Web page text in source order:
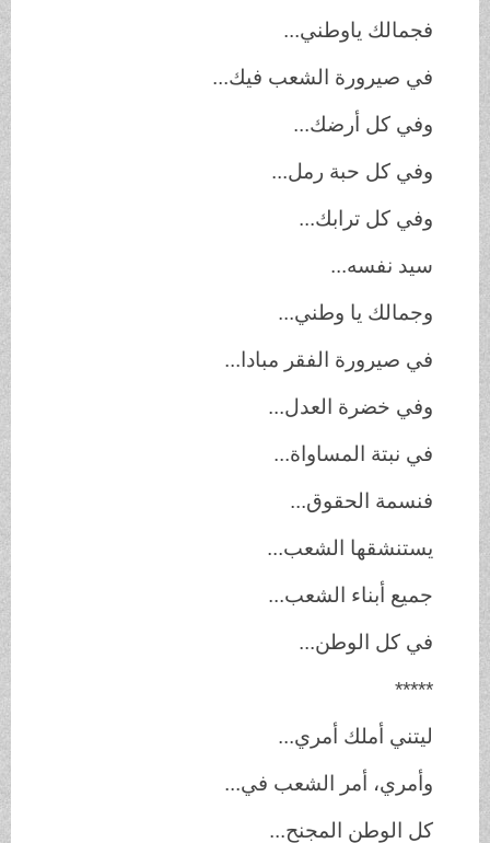
فجمالك ياوطني...
في صيرورة الشعب فيك...
وفي كل أرضك...
وفي كل حبة رمل...
وفي كل ترابك...
سيد نفسه...
وجمالك يا وطني...
في صيرورة الفقر مبادا...
وفي خضرة العدل...
في نبتة المساواة...
فنسمة الحقوق...
يستنشقها الشعب...
جميع أبناء الشعب...
في كل الوطن...
*****
ليتني أملك أمري...
وأمري، أمر الشعب في...
كل الوطن المجنح...